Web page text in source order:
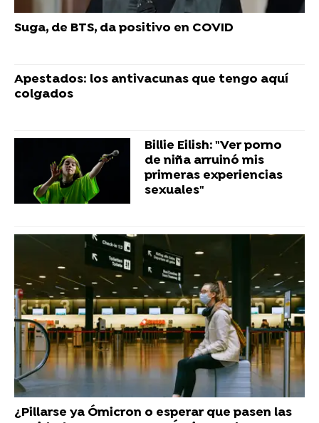
Suga, de BTS, da positivo en COVID
Apestados: los antivacunas que tengo aquí
colgados
Billie Eilish: "Ver porno
de niña arruinó mis
primeras experiencias
sexuales"
¿Pillarse ya Ómicron o esperar que pasen las